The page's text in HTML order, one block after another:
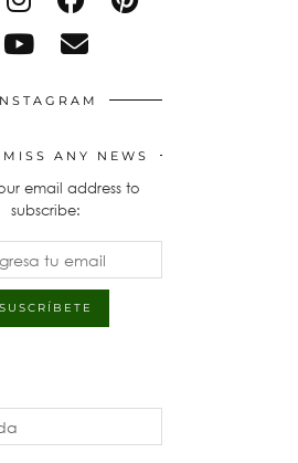
MISS ANY NEWS
email address to
subscribe: